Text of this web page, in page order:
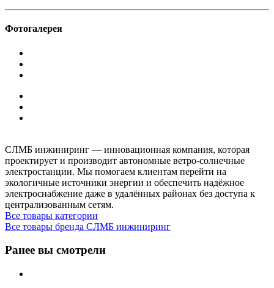
Фотогалерея
СЛМБ инжиниринг — инновационная компания, которая
проектирует и производит автономные ветро‑солнечные
электростанции. Мы помогаем клиентам перейти на
экологичные источники энергии и обеспечить надёжное
электроснабжение даже в удалённых районах без доступа к
централизованным сетям.
Все товары категории
Все товары бренда СЛМБ инжиниринг
Ранее вы смотрели